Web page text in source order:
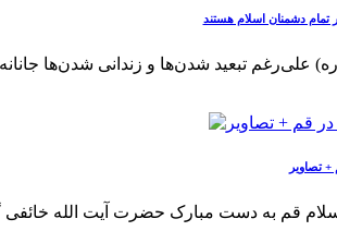
تمام دشمنان اسلام هستند
علی‌رغم تبعید شدن‌ها و زندانی شدن‌ها
تصاویر